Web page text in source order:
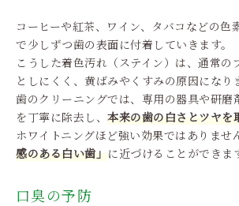
コーヒーや紅茶、ワイン、タバコなどの色
で少しずつ歯の表面に付着していきます。
こうした着色汚れ（ステイン）は、通常の
としにくく、黄ばみやくすみの原因になり
歯のクリーニングでは、専用の器具や研磨
を丁寧に除去し、 本来の歯の白さとツヤを
ホワイトニングほど強い効果ではありませ
感のある白い歯」 に近づけることができま
口臭の予防